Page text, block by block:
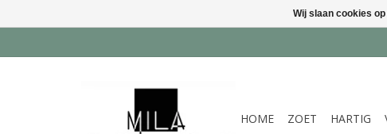
HOME ZOET HARTIG
Wij slaan cookies